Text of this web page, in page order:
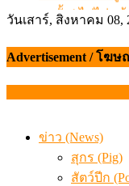
สุดอั้น! ไข่ไก่ห
เดินหน้าดัน “ร
วันเสาร์, สิงหาคม 08,
Advertisement / โฆษ
ข่าว (News)
สุกร (Pig)
สัตว์ปีก